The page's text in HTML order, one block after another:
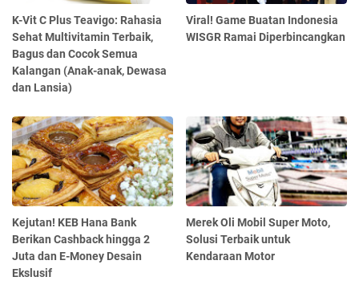
K-Vit C Plus Teavigo: Rahasia
Sehat Multivitamin Terbaik,
Bagus dan Cocok Semua
Kalangan (Anak-anak, Dewasa
dan Lansia)
Viral! Game Buatan Indonesia
WISGR Ramai Diperbincangkan
Kejutan! KEB Hana Bank
Berikan Cashback hingga 2
Juta dan E-Money Desain
Ekslusif
Merek Oli Mobil Super Moto,
Solusi Terbaik untuk
Kendaraan Motor